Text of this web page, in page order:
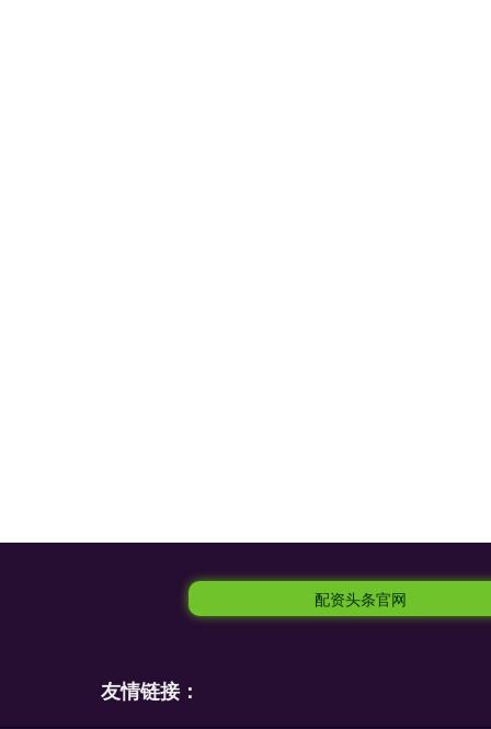
配资头条官网
友情链接：